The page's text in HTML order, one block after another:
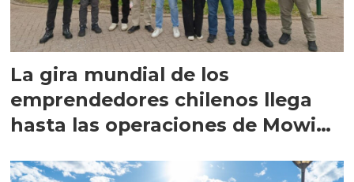
La gira mundial de los
emprendedores chilenos llega
hasta las operaciones de Mowi